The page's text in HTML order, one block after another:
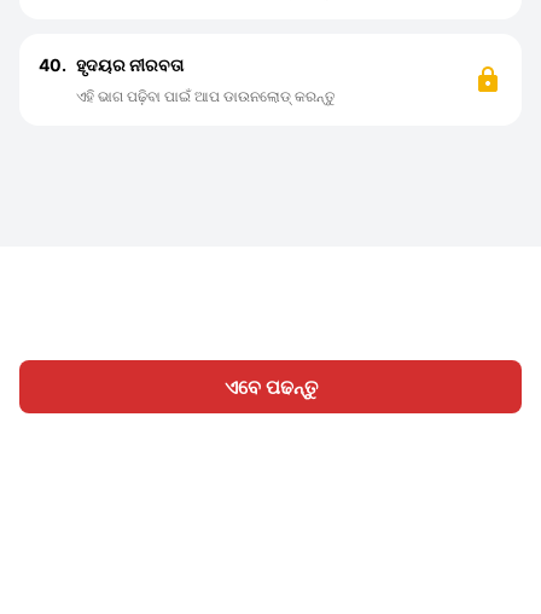
ଏବେ ପଢନ୍ତୁ
40. ହୃଦୟର ନୀରବତା
ଏହି ଭାଗ ପଢ଼ିବା ପାଇଁ ଆପ ଡାଉନଲୋଡ୍ କରନ୍ତୁ
ହୋମ ବିଭାଗ ଲେଖନ୍ତୁ ସାଇନ୍ ଇନ୍